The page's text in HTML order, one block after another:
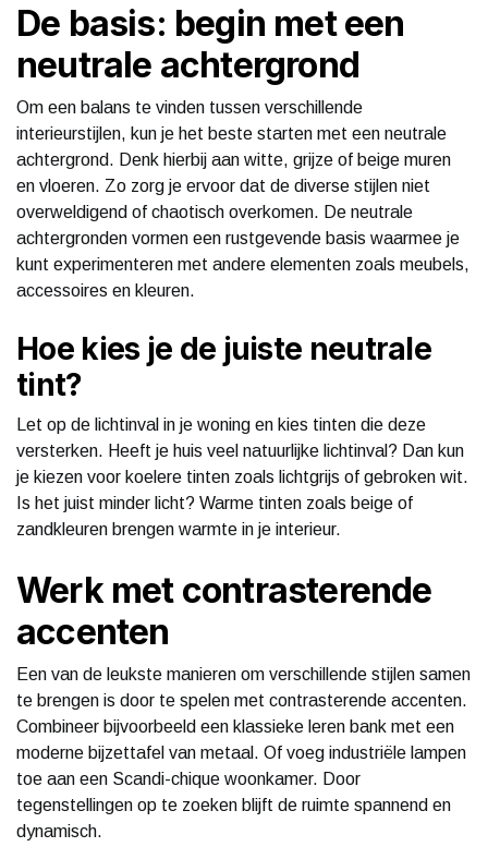
De basis: begin met een
neutrale achtergrond
Om een balans te vinden tussen verschillende
interieurstijlen, kun je het beste starten met een neutrale
achtergrond. Denk hierbij aan witte, grijze of beige muren
en vloeren. Zo zorg je ervoor dat de diverse stijlen niet
overweldigend of chaotisch overkomen. De neutrale
achtergronden vormen een rustgevende basis waarmee je
kunt experimenteren met andere elementen zoals meubels,
accessoires en kleuren.
Hoe kies je de juiste neutrale
tint?
Let op de lichtinval in je woning en kies tinten die deze
versterken. Heeft je huis veel natuurlijke lichtinval? Dan kun
je kiezen voor koelere tinten zoals lichtgrijs of gebroken wit.
Is het juist minder licht? Warme tinten zoals beige of
zandkleuren brengen warmte in je interieur.
Werk met contrasterende
accenten
Een van de leukste manieren om verschillende stijlen samen
te brengen is door te spelen met contrasterende accenten.
Combineer bijvoorbeeld een klassieke leren bank met een
moderne bijzettafel van metaal. Of voeg industriële lampen
toe aan een Scandi-chique woonkamer. Door
tegenstellingen op te zoeken blijft de ruimte spannend en
dynamisch.